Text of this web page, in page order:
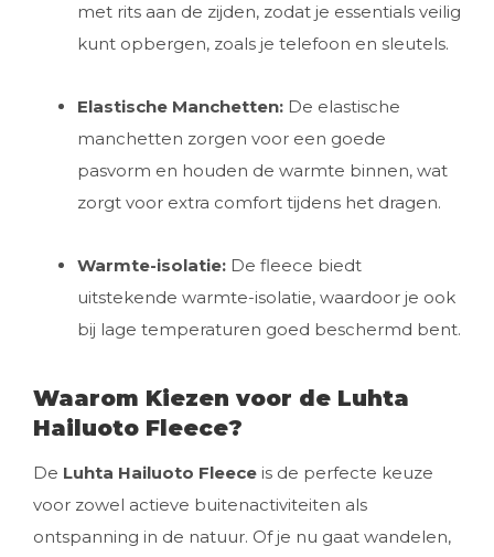
met rits aan de zijden, zodat je essentials veilig
kunt opbergen, zoals je telefoon en sleutels.
Elastische Manchetten: De elastische
manchetten zorgen voor een goede
pasvorm en houden de warmte binnen, wat
zorgt voor extra comfort tijdens het dragen.
Warmte-isolatie: De fleece biedt
uitstekende warmte-isolatie, waardoor je ook
bij lage temperaturen goed beschermd bent.
Waarom Kiezen voor de Luhta
Hailuoto Fleece?
De Luhta Hailuoto Fleece is de perfecte keuze
voor zowel actieve buitenactiviteiten als
ontspanning in de natuur. Of je nu gaat wandelen,